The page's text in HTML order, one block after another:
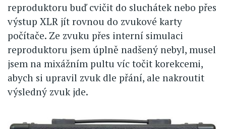
reproduktoru buď cvičit do sluchátek nebo přes
výstup XLR jít rovnou do zvukové karty
počítače. Ze zvuku přes interní simulaci
reproduktoru jsem úplně nadšený nebyl, musel
jsem na mixážním pultu víc točit korekcemi,
abych si upravil zvuk dle přání, ale nakroutit
výsledný zvuk jde.